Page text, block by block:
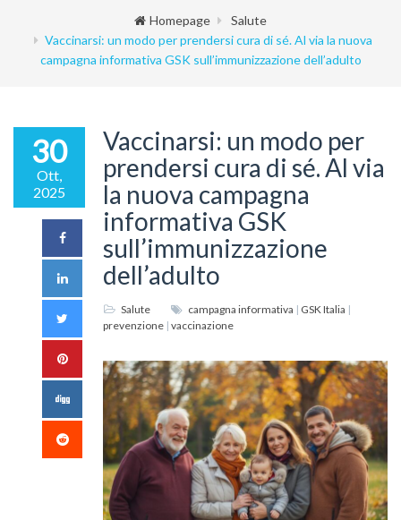
Homepage
Salute
Vaccinarsi: un modo per prendersi cura di sé. Al via la nuova
campagna informativa GSK sull’immunizzazione dell’adulto
30
Ott,
2025
Vaccinarsi: un modo per
prendersi cura di sé. Al via
la nuova campagna
informativa GSK
sull’immunizzazione
dell’adulto
Salute campagna informativa | GSK Italia |
prevenzione | vaccinazione